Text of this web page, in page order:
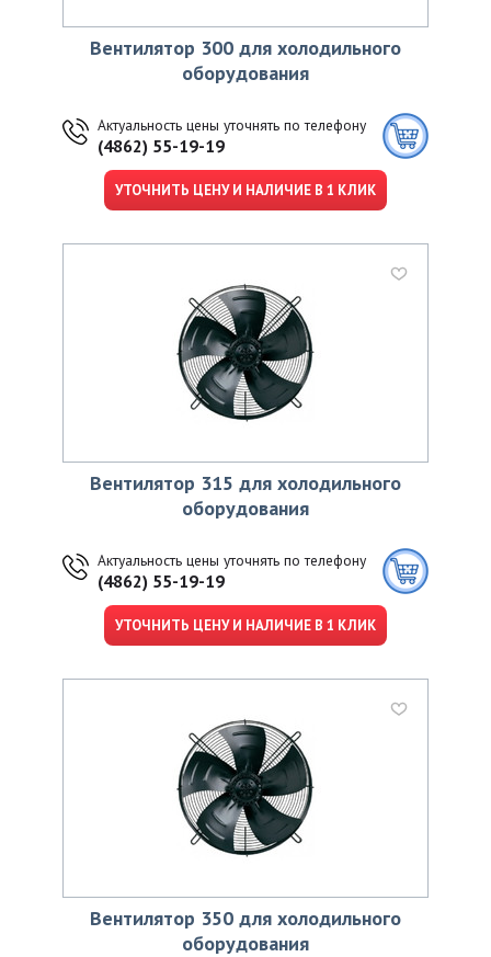
Вентилятор 300 для холодильного
оборудования
Актуальность цены уточнять по телефону
(4862) 55-19-19
УТОЧНИТЬ ЦЕНУ И НАЛИЧИЕ В 1 КЛИК
Вентилятор 315 для холодильного
оборудования
Актуальность цены уточнять по телефону
(4862) 55-19-19
УТОЧНИТЬ ЦЕНУ И НАЛИЧИЕ В 1 КЛИК
Вентилятор 350 для холодильного
оборудования